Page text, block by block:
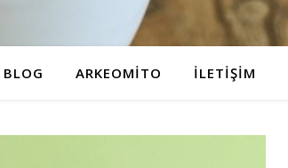
BLOG ARKEOMITO İLETIŞIM